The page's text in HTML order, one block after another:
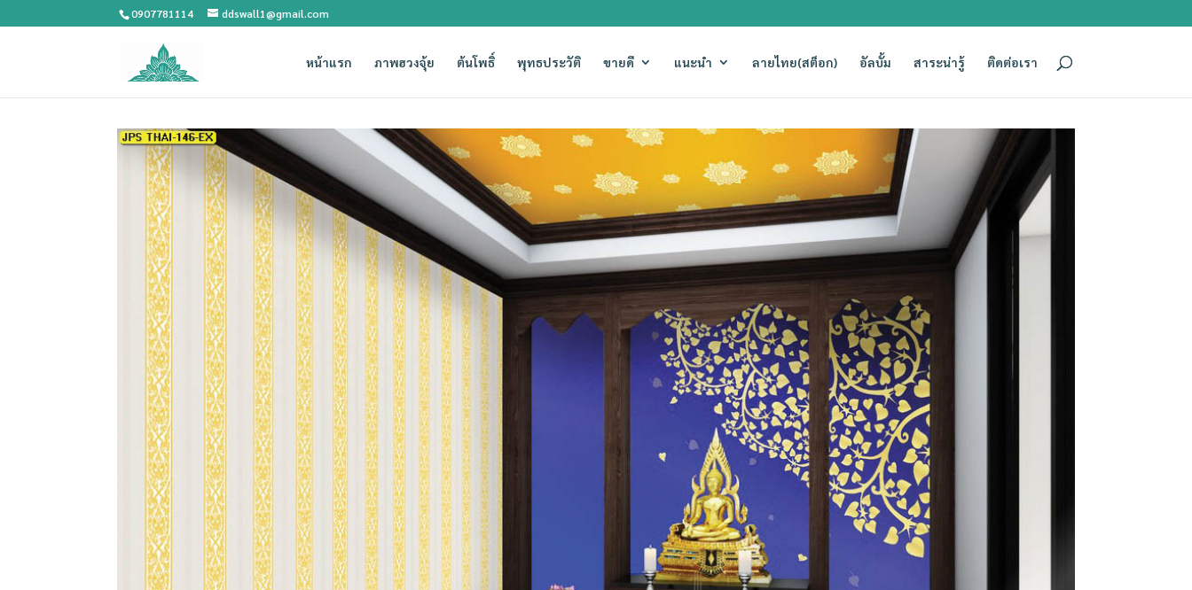
0907781114 ddswall1@gmail.com
หน้าแรก ภาพฮวงจุ้ย ต้นโพธิ์ พุทธประวัติ ขายดี แนะนำ ลายไทย(สต็อก) อัลบั้ม สาระน่ารู้ ติดต่อเรา